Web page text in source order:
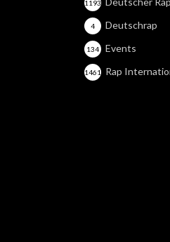
1193
Deutschrap
4
Events
134
Rap
1461